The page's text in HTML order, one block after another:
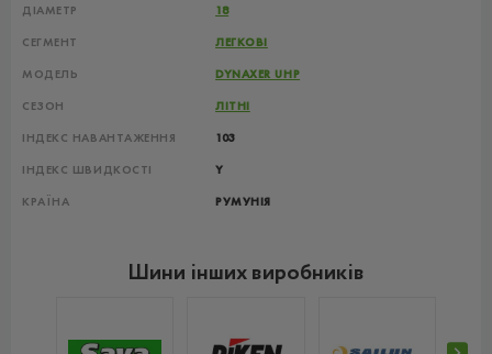
ДІАМЕТР 18
СЕГМЕНТ ЛЕГКОВІ
МОДЕЛЬ DYNAXER UHP
СЕЗОН ЛІТНІ
ІНДЕКС НАВАНТАЖЕННЯ 103
ІНДЕКС ШВИДКОСТІ Y
КРАЇНА РУМУНІЯ
Шини інших виробників